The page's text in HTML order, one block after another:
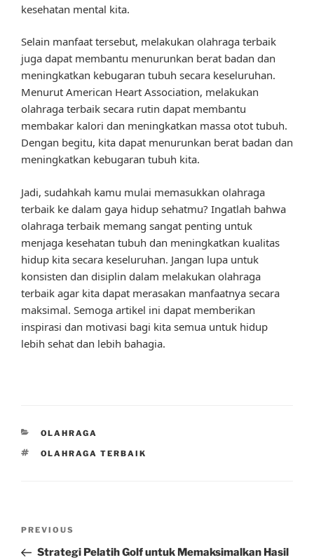
kesehatan mental kita.
Selain manfaat tersebut, melakukan olahraga terbaik
juga dapat membantu menurunkan berat badan dan
meningkatkan kebugaran tubuh secara keseluruhan.
Menurut American Heart Association, melakukan
olahraga terbaik secara rutin dapat membantu
membakar kalori dan meningkatkan massa otot tubuh.
Dengan begitu, kita dapat menurunkan berat badan dan
meningkatkan kebugaran tubuh kita.
Jadi, sudahkah kamu mulai memasukkan olahraga
terbaik ke dalam gaya hidup sehatmu? Ingatlah bahwa
olahraga terbaik memang sangat penting untuk
menjaga kesehatan tubuh dan meningkatkan kualitas
hidup kita secara keseluruhan. Jangan lupa untuk
konsisten dan disiplin dalam melakukan olahraga
terbaik agar kita dapat merasakan manfaatnya secara
maksimal. Semoga artikel ini dapat memberikan
inspirasi dan motivasi bagi kita semua untuk hidup
lebih sehat dan lebih bahagia.
CATEGORIES
OLAHRAGA
TAGS
OLAHRAGA TERBAIK
Previous
Post
PREVIOUS
Strategi Pelatih Golf untuk Memaksimalkan Hasil